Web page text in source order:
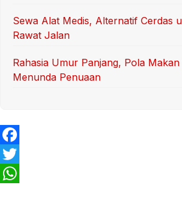
Sewa Alat Medis, Alternatif Cerdas
Rawat Jalan
Rahasia Umur Panjang, Pola
Menunda Penuaan
F
aT